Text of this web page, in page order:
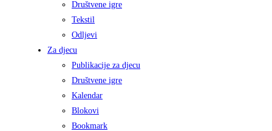
Društvene igre
Tekstil
Odljevi
Za djecu
Publikacije za djecu
Društvene igre
Kalendar
Blokovi
Bookmark